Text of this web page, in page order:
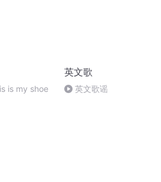
is my shoe
英文歌
英文歌谣